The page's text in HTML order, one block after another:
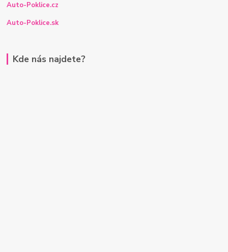
Auto-Poklice.cz
Auto-Poklice.sk
Kde nás najdete?